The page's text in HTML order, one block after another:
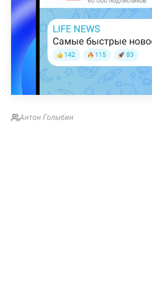
Антон Голыбин